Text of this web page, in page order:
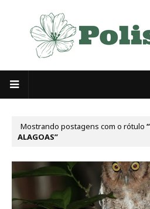
Mostrando postagens com o rótulo
ALAGOAS